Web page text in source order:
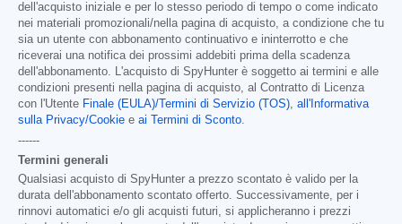
dell'acquisto iniziale e per lo stesso periodo di tempo o come indicato
nei materiali promozionali/nella pagina di acquisto, a condizione che tu
sia un utente con abbonamento continuativo e ininterrotto e che
riceverai una notifica dei prossimi addebiti prima della scadenza
dell'abbonamento. L'acquisto di SpyHunter è soggetto ai termini e alle
condizioni presenti nella pagina di acquisto, al Contratto di Licenza
con l'Utente Finale (EULA)/Termini di Servizio (TOS) all'Informativa
sulla Privacy/Cookie e ai Termini di Sconto
------
Termini generali
Qualsiasi acquisto di SpyHunter a prezzo scontato è valido per la
durata dell'abbonamento scontato offerto. Successivamente, per i
rinnovi automatici e/o gli acquisti futuri, si applicheranno i prezzi